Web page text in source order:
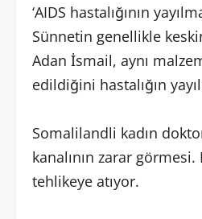
‘AIDS hastalığının
Sünnetin genellikle
Adan İsmail, aynı
edildiğini hastalığın
Somalilandli kadın
kanalının zarar
tehlikeye atıyor.